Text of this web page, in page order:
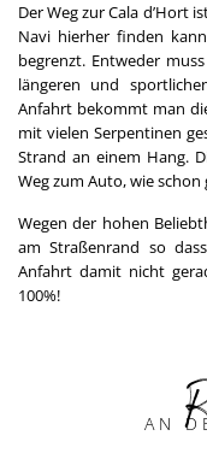
Der Weg zur Cala d’Hort
Navi hierher finden
begrenzt. Entweder
längeren und
Anfahrt bekommt man
mit vielen Serpentinen
Strand an einem Hang.
Weg zum Auto, wie
Wegen der hohen
am Straßenrand so
Anfahrt damit nicht
100%!
AN